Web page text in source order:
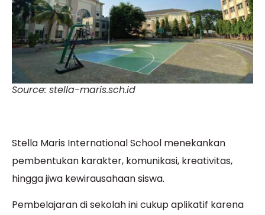
Source: stella-maris.sch.id
Stella Maris International School menekankan
pembentukan karakter, komunikasi, kreativitas,
hingga jiwa kewirausahaan siswa.
Pembelajaran di sekolah ini cukup aplikatif karena